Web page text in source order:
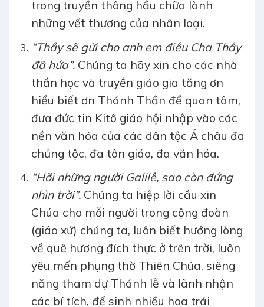
trong truyền thông hầu chữa lành
những vết thương của nhân loại.
“Thầy sẽ gửi cho anh em điều Cha Thầy
đã hứa”.Chúng ta hãy xin cho các nhà
thần học và truyền giáo gia tăng ơn
hiểu biết ơn Thánh Thần để quan tâm,
đưa đức tin Kitô giáo hội nhập vào các
nền văn hóa của các dân tộc Á châu đa
chủng tộc, đa tôn giáo, đa văn hóa.
“Hỡi những người Galilê, sao còn đứng
nhìn trời”. Chúng ta hiệp lời cầu xin
Chúa cho mỗi người trong cộng đoàn
(giáo xứ) chúng ta, luôn biết hướng lòng
về quê hương đích thực ở trên trời, luôn
yêu mến phụng thờ Thiên Chúa, siêng
năng tham dự Thánh lễ và lãnh nhận
các bí tích, để sinh nhiều hoa trái